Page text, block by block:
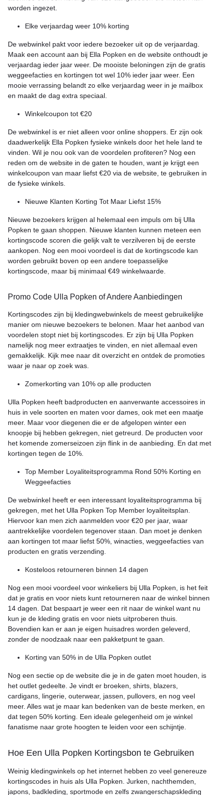
worden ingezet.
Elke verjaardag weer 10% korting
De webwinkel pakt voor iedere bezoeker uit op de verjaardag.
Maak een account aan bij Ella Popken en de website onthoudt je
verjaardag ieder jaar weer. De mooiste beloningen zijn de gratis
weggeefacties en kortingen tot wel 10% ieder jaar weer. Een
mooie verrassing belandt zo elke verjaardag weer in je mailbox
en maakt de dag extra speciaal.
Winkelcoupon tot €20
De webwinkel is er niet alleen voor online shoppers. Er zijn ook
daadwerkelijk Ella Popken fysieke winkels door het hele land te
vinden. Wil je nou ook van de voordelen profiteren? Nog een
reden om de website in de gaten te houden, want je krijgt een
winkelcoupon van maar liefst €20 via de website, te gebruiken in
de fysieke winkels.
Nieuwe Klanten Korting Tot Maar Liefst 15%
Nieuwe bezoekers krijgen al helemaal een impuls om bij Ulla
Popken te gaan shoppen. Nieuwe klanten kunnen meteen een
kortingscode scoren die gelijk valt te verzilveren bij de eerste
aankopen. Nog een mooi voordeel is dat de kortingscode kan
worden gebruikt boven op een andere toepasselijke
kortingscode, maar bij minimaal €49 winkelwaarde.
Promo Code Ulla Popken of Andere Aanbiedingen
Kortingscodes zijn bij kledingwebwinkels de meest gebruikelijke
manier om nieuwe bezoekers te belonen. Maar het aanbod van
voordelen stopt niet bij kortingscodes. Er zijn bij Ulla Popken
namelijk nog meer extraatjes te vinden, en niet allemaal even
gemakkelijk. Kijk mee naar dit overzicht en ontdek de promoties
waar je naar op zoek was.
Zomerkorting van 10% op alle producten
Ulla Popken heeft badproducten en aanverwante accessoires in
huis in vele soorten en maten voor dames, ook met een maatje
meer. Maar voor diegenen die er de afgelopen winter een
knoopje bij hebben gekregen, niet getreurd. De producten voor
het komende zomerseizoen zijn flink in de aanbieding. En dat met
kortingen tegen de 10%.
Top Member Loyaliteitsprogramma Rond 50% Korting en
Weggeefacties
De webwinkel heeft er een interessant loyaliteitsprogramma bij
gekregen, met het Ulla Popken Top Member loyaliteitsplan.
Hiervoor kan men zich aanmelden voor €20 per jaar, waar
aantrekkelijke voordelen tegenover staan. Dan moet je denken
aan kortingen tot maar liefst 50%, winacties, weggeefacties van
producten en gratis verzending.
Kosteloos retourneren binnen 14 dagen
Nog een mooi voordeel voor winkeliers bij Ulla Popken, is het feit
dat je gratis en voor niets kunt retourneren naar de winkel binnen
14 dagen. Dat bespaart je weer een rit naar de winkel want nu
kun je de kleding gratis en voor niets uitproberen thuis.
Bovendien kan er aan je eigen huisadres worden geleverd,
zonder de noodzaak naar een pakketpunt te gaan.
Korting van 50% in de Ulla Popken outlet
Nog een sectie op de website die je in de gaten moet houden, is
het outlet gedeelte. Je vindt er broeken, shirts, blazers,
cardigans, lingerie, outerwear, jassen, pullovers, en nog veel
meer. Alles wat je maar kan bedenken van de beste merken, en
dat tegen 50% korting. Een ideale gelegenheid om je winkel
fanatisme naar grote hoogten te leiden voor een schijntje.
Hoe Een Ulla Popken Kortingsbon te Gebruiken
Weinig kledingwinkels op het internet hebben zo veel genereuze
kortingscodes in huis als Ulla Popken. Jurken, nachthemden,
japons, badkleding, sportmode en zelfs zwangerschapskleding